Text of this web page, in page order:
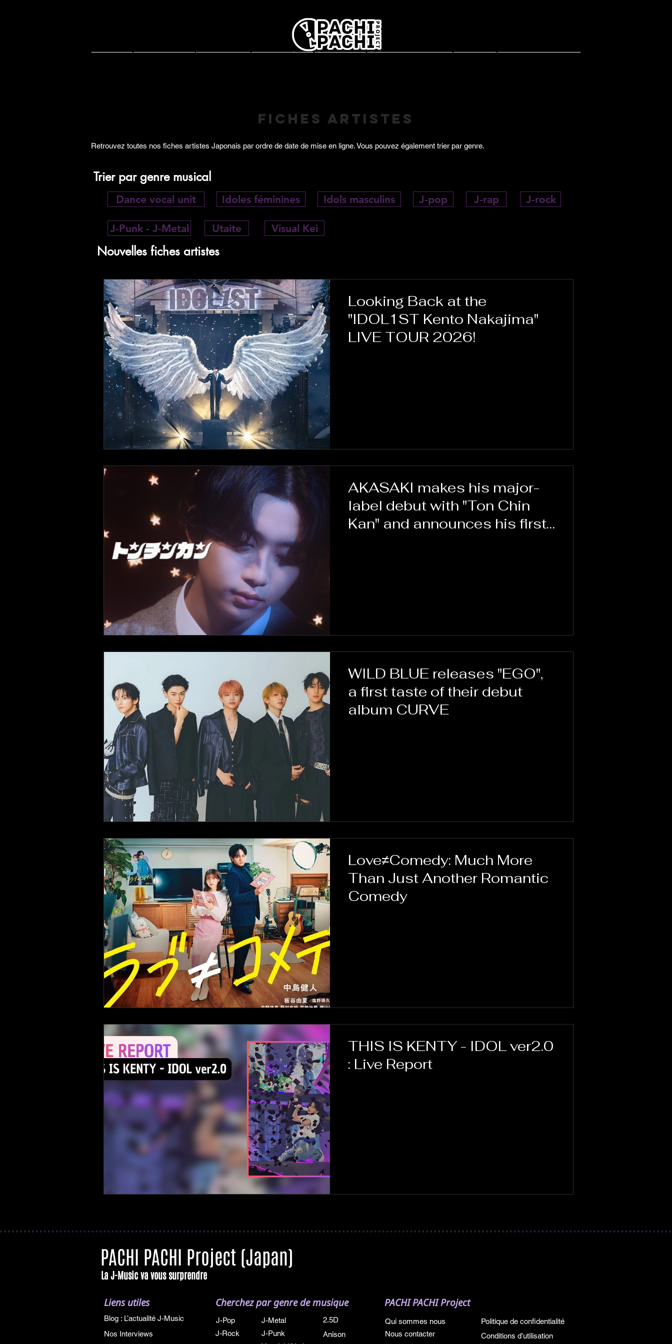
Fiches artistes
Retrouvez toutes nos fiches artistes Japonais par ordre de date de mise en ligne. Vous pouvez également trier par genre.
Trier par genre musical
Dance vocal unit Idoles féminines Idols masculins J-pop J-rap J-rock
J-Punk - J-Metal Utaite Visual Kei
Nouvelles fiches artistes
Looking Back at the
"IDOL1ST Kento Nakajima"
LIVE TOUR 2026!
AKASAKI makes his major-
label debut with "Ton Chin
Kan" and announces his first
WILD BLUE releases "EGO",
a first taste of their debut
album CURVE
Love≠Comedy: Much More
Than Just Another Romantic
Comedy
THIS IS KENTY - IDOL ver2.0
: Live Report
PACHI PACHI Project (Japan)
La J-Music va vous surprendre
Liens utiles
Blog : L’actualité J-Music
Nos Interviews
Cherchez par genre de musique
J-Pop
J-Rock
J-Metal
J-Punk
2.5D
Anison
PACHI PACHI Project
Qui sommes nous
Politique de confidentialité
Nous contacter
Conditions d'utilisation